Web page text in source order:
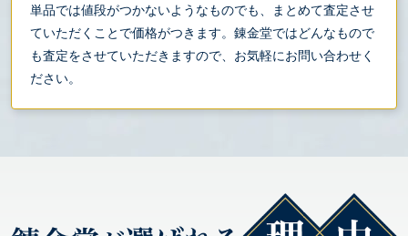
単品では値段がつかないようなものでも、まとめて査定させ
ていただくことで価格がつきます。錬金堂ではどんなもので
も査定をさせていただきますので、お気軽にお問い合わせく
ださい。